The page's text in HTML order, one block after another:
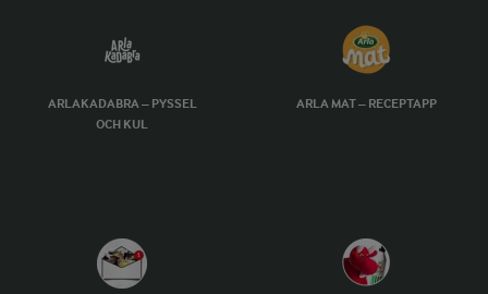
ARLAKADABRA – PYSSEL
OCH KUL
ARLA MAT – RECEPTAPP